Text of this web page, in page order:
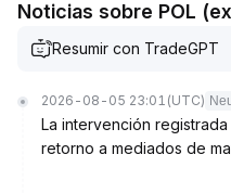
Noticias sobre POL
Resumir con TradeGPT
2026-08-05 23:01 (UTC)
La intervención
retorno a mediados de